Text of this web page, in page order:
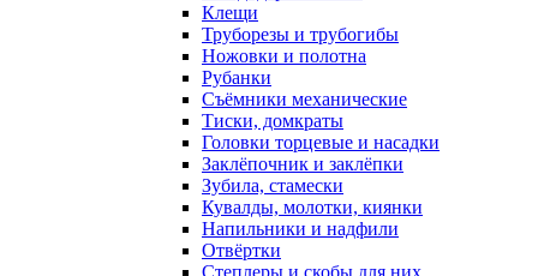
Клещи
Труборезы и трубогибы
Ножовки и полотна
Рубанки
Съёмники механические
Тиски, домкраты
Головки торцевые и насадки
Заклёпочник и заклёпки
Зубила, стамески
Кувалды, молотки, киянки
Напильники и надфили
Отвёртки
Степлеры и скобы для них